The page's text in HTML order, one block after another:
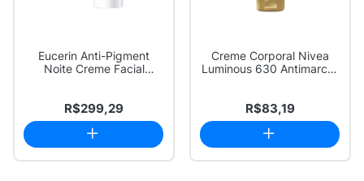
Eucerin Anti-Pigment
Noite Creme Facial
R$299,29
Creme Corporal Nivea
Luminous 630 Antimarcas
R$83,19